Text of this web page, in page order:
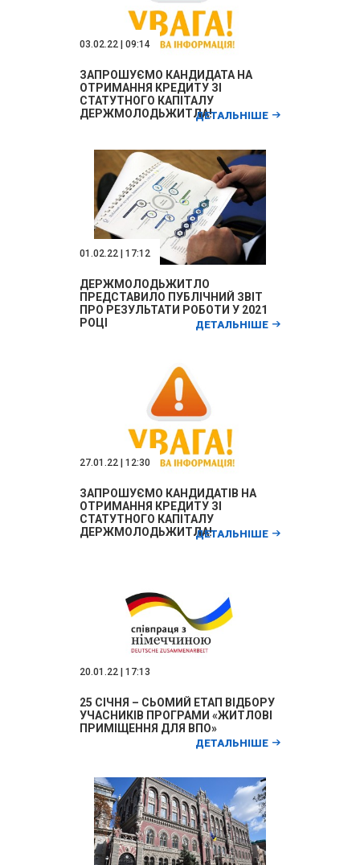
03.02.22 | 09:14
ЗАПРОШУЄМО КАНДИДАТА НА
ОТРИМАННЯ КРЕДИТУ ЗІ
СТАТУТНОГО КАПІТАЛУ
ДЕРЖМОЛОДЬЖИТЛА!ДЕТАЛЬНІШЕ
01.02.22 | 17:12
ДЕРЖМОЛОДЬЖИТЛО
ПРЕДСТАВИЛО ПУБЛІЧНИЙ ЗВІТ
ПРО РЕЗУЛЬТАТИ РОБОТИ У 2021
РОЦІ
ДЕТАЛЬНІШЕ
27.01.22 | 12:30
ЗАПРОШУЄМО КАНДИДАТІВ НА
ОТРИМАННЯ КРЕДИТУ ЗІ
СТАТУТНОГО КАПІТАЛУ
ДЕРЖМОЛОДЬЖИТЛА!ДЕТАЛЬНІШЕ
20.01.22 | 17:13
25 СІЧНЯ – СЬОМИЙ ЕТАП ВІДБОРУ
УЧАСНИКІВ ПРОГРАМИ «ЖИТЛОВІ
ПРИМІЩЕННЯ ДЛЯ ВПО»
ДЕТАЛЬНІШЕ